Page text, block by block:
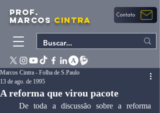
PROF.
MARCOS CINTRA Contato
A reforma que virou pacote
Marcos Cintra - Folha de S.Paulo
13 de ago. de 1995
  De toda a discussão sobre a reforma